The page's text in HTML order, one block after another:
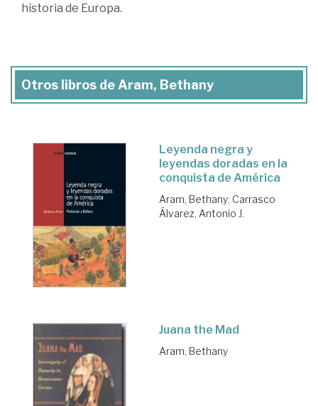
historia de Europa.
Otros libros de Aram, Bethany
Leyenda negra y
leyendas doradas en la
conquista de América
Aram, Bethany; Carrasco
Álvarez, Antonio J.
Juana the Mad
Aram, Bethany